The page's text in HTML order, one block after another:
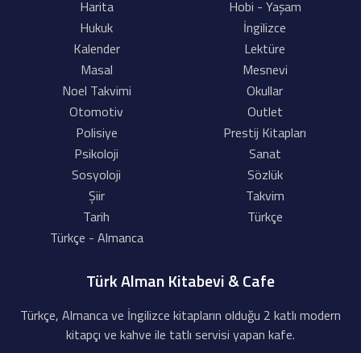
Harita
Hobi - Yaşam
Hukuk
İngilizce
Kalender
Lektüre
Masal
Mesnevi
Noel Takvimi
Okullar
Otomotiv
Outlet
Polisiye
Prestij Kitapları
Psikoloji
Sanat
Sosyoloji
Sözlük
Şiir
Takvim
Tarih
Türkçe
Türkçe - Almanca
Türk Alman Kitabevi & Cafe
Türkçe, Almanca ve İngilizce kitapların olduğu 2 katlı modern
kitapçı ve kahve ile tatlı servisi yapan kafe.